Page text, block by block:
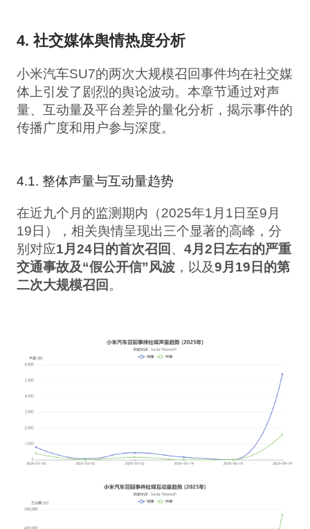
4. 社交媒体舆情热度分析
小米汽车SU7的两次大规模召回事件均在社交媒
体上引发了剧烈的舆论波动。本章节通过对声
量、互动量及平台差异的量化分析，揭示事件的
传播广度和用户参与深度。
4.1. 整体声量与互动量趋势
在近九个月的监测期内（2025年1月1日至9月
19日），相关舆情呈现出三个显著的高峰，分
别对应1月24日的首次召回 、 4月2日左右的严重
交通事故及“假公开信”风波，以及9月19日的第
二次大规模召回 。